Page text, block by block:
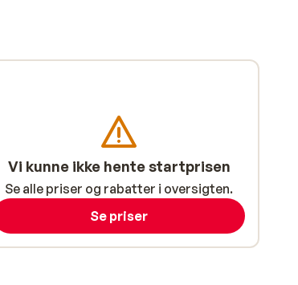
Vi kunne ikke hente startprisen
Se alle priser og rabatter i oversigten.
Se priser